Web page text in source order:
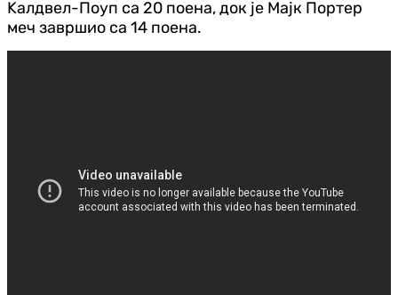
Kалдвел-Поуп са 20 поена, док је Мајк Портер
меч завршио са 14 поена.